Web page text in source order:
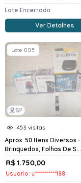
Lote Encerrado
Ver Detalhes
SP
Lote 005
453 visitas
Aprox. 50 Itens Diversos -
Brinquedos, Folhas De S...
R$ 1.750,00
Usuario: u***********188